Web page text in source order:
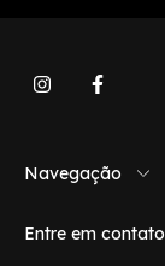
Navegação
Entre em contato